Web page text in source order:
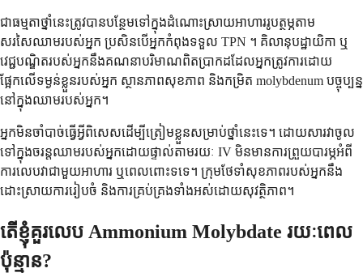
ជាធម្មតាថ្នាំនេះត្រូវបានបន្ថែមទៅក្នុងដំណោះស្រាយអាហាររូបត្ថម្ភតាម
សរសៃឈាមរបស់អ្នក ប្រសិនបើអ្នកកំពុងទទួល TPN ។ គិលានុបដ្ឋាយិកា ឬ
វេជ្ជបណ្ឌិតរបស់អ្នកនឹងគណនាបរិមាណពិតប្រាកដដែលអ្នកត្រូវការដោយ
ផ្អែកលើទម្ងន់ខ្លួនរបស់អ្នក ស្ថានភាពសុខភាព និងកម្រិត molybdenum បច្ចុប្បន្ន
នៅក្នុងឈាមរបស់អ្នក។
អ្នក​មិន​ចាំបាច់​ធ្វើ​អ្វី​ពិសេស​ដើម្បី​ត្រៀម​ខ្លួន​សម្រាប់​ថ្នាំ​នេះ​ទេ។ ដោយសារ​វា​ចូល​
ទៅ​ក្នុង​ចរន្ត​ឈាម​របស់​អ្នក​ដោយ​ផ្ទាល់​តាមរយៈ IV មិន​មាន​ការ​ព្រួយ​បារម្ភ​អំពី​
ការ​លេប​វា​ជាមួយ​អាហារ ឬ​ពេល​ពោះ​ទទេ។ ក្រុម​ថែទាំ​សុខភាព​របស់​អ្នក​នឹង​
ដោះស្រាយ​ការ​រៀបចំ និង​ការ​គ្រប់គ្រង​ទាំង​អស់​ដោយ​សុវត្ថិភាព។
តើ​ខ្ញុំ​គួរ​លេប Ammonium Molybdate រយៈពេល​
ប៉ុន្មាន?